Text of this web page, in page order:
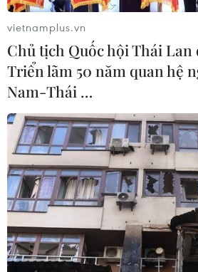
Giao dịch viên tại Sàn giao dịch
(Ảnh tư liệu: THX/
Chứng khoán Mỹ giảm điểm
dịch ngày 25/4, trước số liệu
tăng trưởng chậm hơn dự
vietnamplus.vn
Chủ tịch Quốc hội Thái Lan
Triển lãm 50 năm quan hệ
Nam-Thái …